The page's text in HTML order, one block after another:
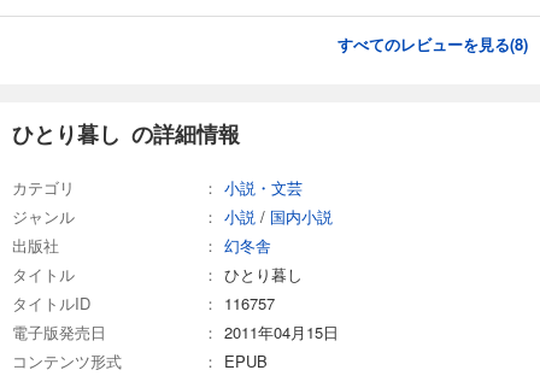
すべてのレビューを見る(8)
ひとり暮し の詳細情報
カテゴリ
小説・文芸
ジャンル
小説 / 国内小説
出版社
幻冬舎
タイトル
ひとり暮し
タイトルID
116757
電子版発売日
2011年04月15日
コンテンツ形式
EPUB